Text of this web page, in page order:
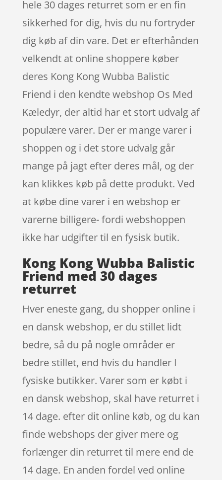
hele 30 dages returret som er en fin
sikkerhed for dig, hvis du nu fortryder
dig køb af din vare. Det er efterhånden
velkendt at online shoppere køber
deres Kong Kong Wubba Balistic
Friend i den kendte webshop Os Med
Kæledyr, der altid har et stort udvalg af
populære varer. Der er mange varer i
shoppen og i det store udvalg går
mange på jagt efter deres mål, og der
kan klikkes køb på dette produkt. Ved
at købe dine varer i en webshop er
varerne billigere- fordi webshoppen
ikke har udgifter til en fysisk butik.
Kong Kong Wubba Balistic
Friend med 30 dages
returret
Hver eneste gang, du shopper online i
en dansk webshop, er du stillet lidt
bedre, så du på nogle områder er
bedre stillet, end hvis du handler I
fysiske butikker. Varer som er købt i
en dansk webshop, skal have returret i
14 dage. efter dit online køb, og du kan
finde webshops der giver mere og
forlænger din returret til mere end de
14 dage. En anden fordel ved online